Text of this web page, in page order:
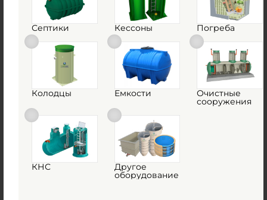
Емкость ГРИНЛОС 5 м3 горизонтальная
цилиндрическая подземная
Объем:
Д х Ш х В:
380 000
Септики Кессоны Погреба
Колодцы Емкости Очистные
сооружения
КНС Другое
оборудование